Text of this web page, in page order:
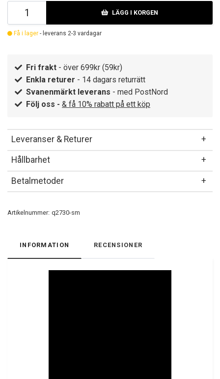
LÄGG I KORGEN
Få i lager - leverans 2-3 vardagar
Fri frakt - över 699kr (59kr)
Enkla returer - 14 dagars returrätt
Svanenmärkt leverans - med PostNord
Följ oss - & få 10% rabatt på ett köp
Leveranser & Returer
Hållbarhet
Betalmetoder
Artikelnummer: q2730-sm
INFORMATION RECENSIONER